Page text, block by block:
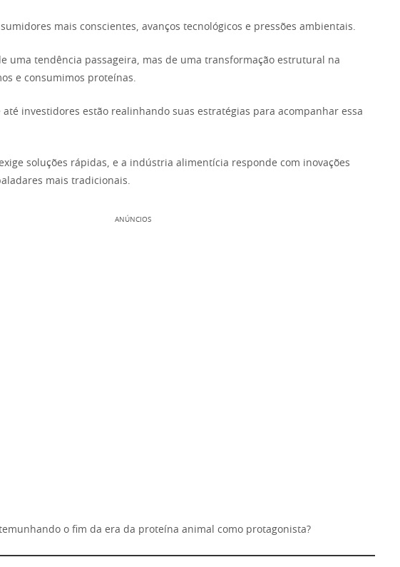
mais conscientes, avanços tecnológicos e pressões ambientais.
uma tendência passageira, mas de uma transformação estrutural na
e consumimos proteínas.
até investidores estão realinhando suas estratégias para acompanhar essa
soluções rápidas, e a indústria alimentícia responde com inovações
mais tradicionais.
ANÚNCIOS
o fim da era da proteína animal como protagonista?